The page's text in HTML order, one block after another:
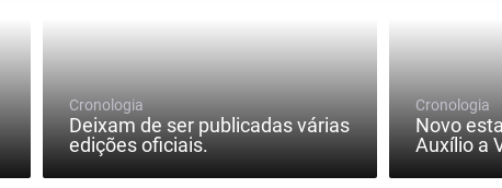
Cronologia
Deixam de ser publicadas várias
edições oficiais.
Cronologia
Novo
Auxílio a